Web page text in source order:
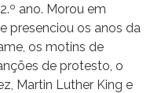
ano. Morou em
presenciou os anos da
os motins de
de protesto, o
Martin Luther King e